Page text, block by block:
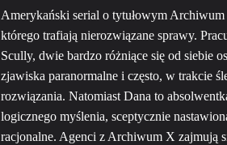
Amerykański serial o tytułowym
którego trafiają nierozwiązane sprawy.
Scully, dwie bardzo różniące się od siebie
zjawiska paranormalne i często, w trakcie
rozwiązania. Natomiast Dana to
logicznego myślenia, sceptycznie
racjonalne. Agenci z Archiwum X zajmują